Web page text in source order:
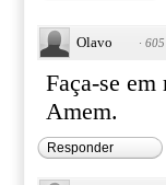
Olavo · 605
Faça-se
Amem.
Responder